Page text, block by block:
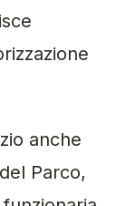
anche
Parco,